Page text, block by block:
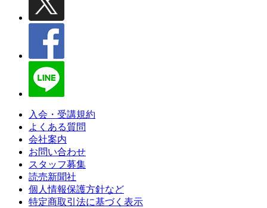
入会・受講規約
よくある質問
会社案内
お問い合わせ
スタッフ募集
読売新聞社
個人情報保護方針など
特定商取引法に基づく表示